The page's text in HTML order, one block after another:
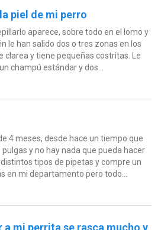
piel de mi perro
aparece, sobre todo en el lomo y
le han salido dos o tres zonas en los
clarea y tiene pequeñas costritas. Le
champú estándar y dos...
4 meses, desde hace un tiempo que
y no hay nada que pueda hacer
tipos de pipetas y compre un
en mi departamento pero todo...
a mi perrita se rasca mucho y